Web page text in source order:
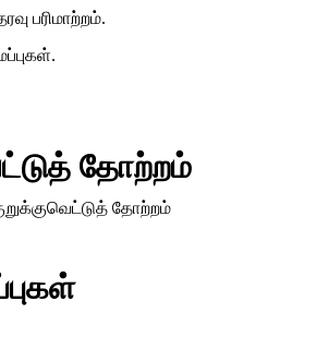
பரிமாற்றம்.
தோற்றம்